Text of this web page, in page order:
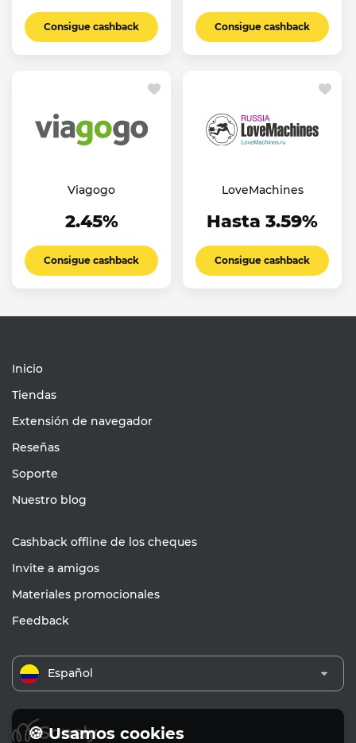
Consigue cashback Consigue cashback
Viagogo
2.45%
Consigue cashback
LoveMachines
Hasta 3.59%
Consigue cashback
Inicio
Tiendas
Extensión de navegador
Reseñas
Soporte
Nuestro blog
Cashback offline de los cheques
Invite a amigos
Materiales promocionales
Feedback
Español
🍪 Usamos cookies